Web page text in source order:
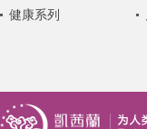
健康系列